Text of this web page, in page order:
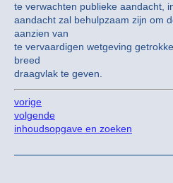
te verwachten publieke aandacht,
aandacht zal behulpzaam zijn om
aanzien van
te vervaardigen wetgeving
breed
draagvlak te geven.
vorige
volgende
inhoudsopgave en zoeken